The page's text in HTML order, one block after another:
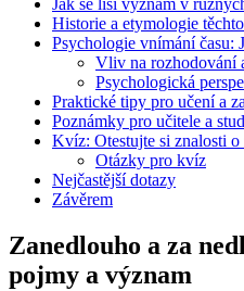
Jak se liší význam v
Historie a etymologie
Psychologie vnímání času:
Vliv na rozhodování
Psychologická
Praktické tipy pro učení a
Poznámky pro učitele a
Kvíz: Otestujte si znalosti
Otázky pro kvíz
Nejčastější dotazy
Závěrem
Zanedlouho a za
pojmy a význam